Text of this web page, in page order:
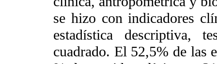
se hizo con indicadores
estadística descriptiva,
cuadrado. El 52,5% de las